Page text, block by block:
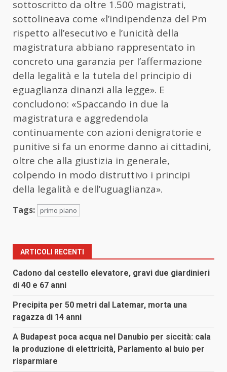
sottoscritto da oltre 1.500 magistrati,
sottolineava come «l’indipendenza del Pm
rispetto all’esecutivo e l’unicità della
magistratura abbiano rappresentato in
concreto una garanzia per l’affermazione
della legalità e la tutela del principio di
eguaglianza dinanzi alla legge». E
concludono: «Spaccando in due la
magistratura e aggredendola
continuamente con azioni denigratorie e
punitive si fa un enorme danno ai cittadini,
oltre che alla giustizia in generale,
colpendo in modo distruttivo i principi
della legalità e dell’uguaglianza».
Tags: primo piano
ARTICOLI RECENTI
Cadono dal cestello elevatore, gravi due giardinieri
di 40 e 67 anni
Precipita per 50 metri dal Latemar, morta una
ragazza di 14 anni
A Budapest poca acqua nel Danubio per siccità: cala
la produzione di elettricità, Parlamento al buio per
risparmiare